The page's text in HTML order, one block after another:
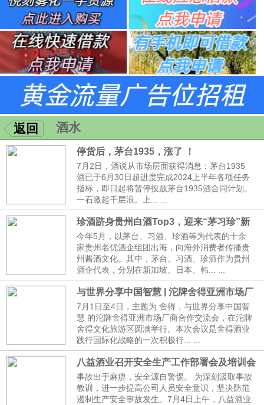
返回 酒水
停货后，茅台1935，涨了 ！
7月2日，酒说从市场层面获得消息：茅台1935
酒已于6月30日超进度完成2024上半年各项任务
指标，即日起将暂停投放茅台1935酒合同计划。
一石激起千层浪。上... ...
珍酒跻身贵州白酒Top3，迎来“茅习珍”新
时代
今年5月，以茅台、习酒、珍酒等为代表的十余
家贵州名优酒企组团出海，向海外消费者传播贵
州酱酒文化。其中，茅台、习酒、珍酒作为贵州
酒企代表，分别在新加坡、日本、韩... ...
与世界分享中国智慧 | 沱牌舍得亚洲市场厂
商合作交流会圆满举行
7月1日至4日，主题为 舍得，与世界分享中国智
慧 的沱牌舍得亚洲市场厂商合作交流会，在沱牌
舍得文化旅游区圆满举行。本次会议是舍得酒业
践行国际化战略的一次积极行... ...
八益酒业召开安全生产工作部署会及培训会
事故出于麻痹，安全源自警惕。 为深刻汲取事故
教训，进一步提高公司人员安全意识，坚决防范
遏制生产安全事故发生。7月4日上午，八益酒业